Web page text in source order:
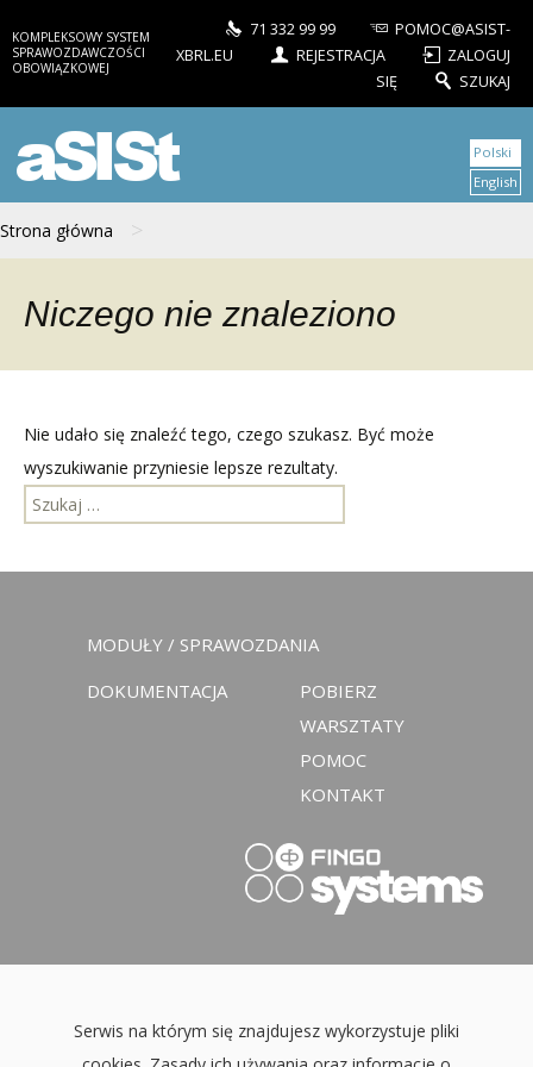
KOMPLEKSOWY SYSTEM
SPRAWOZDAWCZOŚCI
OBOWIĄZKOWEJ
71 332 99 99
POMOC@ASIST-
XBRL.EU
REJESTRACJA
ZALOGUJ
SIĘ
SZUKAJ
aSISt
Strona główna >
Polski
English
Niczego nie znaleziono
Nie udało się znaleźć tego, czego szukasz. Być może
wyszukiwanie przyniesie lepsze rezultaty.
Szukaj:
MODUŁY / SPRAWOZDANIA
DOKUMENTACJA
POBIERZ
WARSZTATY
POMOC
KONTAKT
Serwis na którym się znajdujesz wykorzystuje pliki